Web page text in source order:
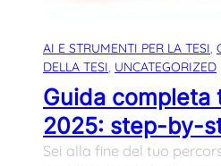
AI E STRUMENTI PER LA TESI,
DELLA TESI, UNCATEGORIZED
Guida completa
2025: step-by-
Sei alla fine del tuo